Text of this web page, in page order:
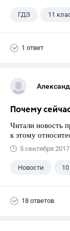
ГДЗ 11
1 ответ
Почему
Читали новость
к этому
5 сентября 2017
Новости
18 ответов